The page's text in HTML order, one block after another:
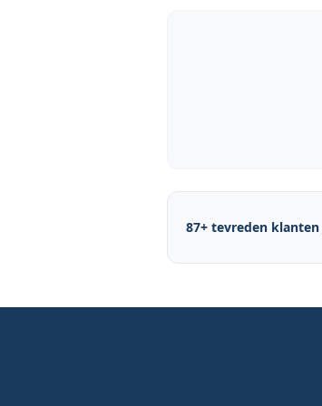
87+ tevreden klanten